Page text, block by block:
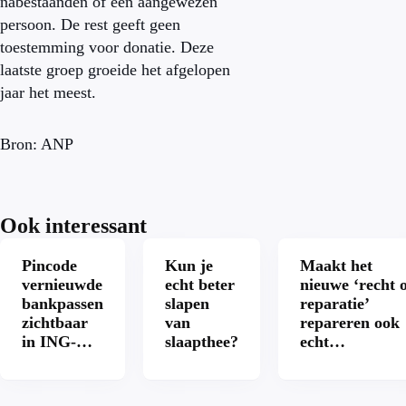
persoon. De rest geeft geen
toestemming voor donatie. Deze
laatste groep groeide het afgelopen
jaar het meest.
Bron: ANP
Ook interessant
Pincode
vernieuwde
bankpassen
zichtbaar
in ING-
Kun je
echt beter
slapen
van
slaapthee?
Maakt het
nieuwe ‘recht
reparatie’
repareren ook
echt